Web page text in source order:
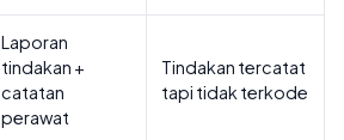
Laporan
tindakan +
catatan
perawat
Tindakan tercatat
tapi tidak terkode